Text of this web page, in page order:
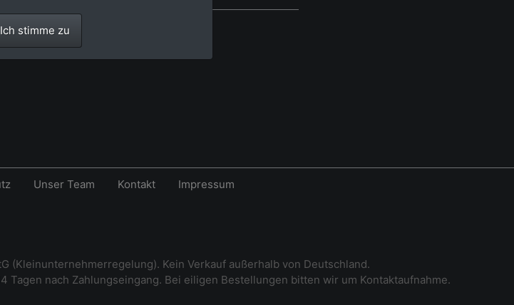
Ich stimme zu
Unser Team Kontakt Impressum
(Kleinunternehmerregelung). Kein Verkauf außerhalb von Deutschland.
nach Zahlungseingang. Bei eiligen Bestellungen bitten wir um Kontaktaufnahme.